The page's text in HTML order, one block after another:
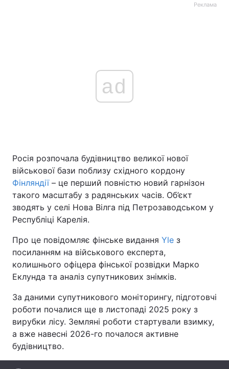
Головна Війна
Україна Політика
Економіка Світ
Техно і зв'язок Лайт
Зброя Інциденти
Здоров'я Туризм
Цікавинки Погода
Екологія
Реклама
ad
Росія розпочала будівництво великої нової
військової бази поблизу східного кордону
Фінляндії– це перший повністю новий гарнізон
такого масштабу з радянських часів. Об’єкт
зводять у селі Нова Вілга під Петрозаводськом у
Республіці Карелія.
Про це повідомляє фінське видання Yle з
посиланням на військового експерта,
колишнього офіцера фінської розвідки Марко
Еклунда та аналіз супутникових знімків.
За даними супутникового моніторингу, підготовчі
роботи почалися ще в листопаді 2025 року з
вирубки лісу. Земляні роботи стартували взимку,
а вже навесні 2026-го почалося активне
будівництво.